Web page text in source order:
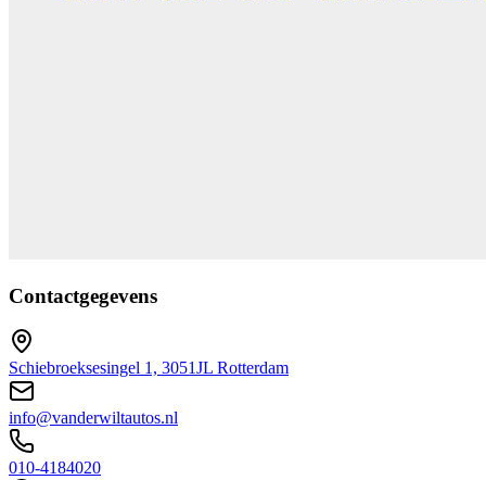
Contactgegevens
Schiebroeksesingel 1, 3051JL Rotterdam
info@vanderwiltautos.nl
010-4184020